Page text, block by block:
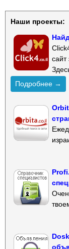
Наши проекты:
сайт
Подробнее →